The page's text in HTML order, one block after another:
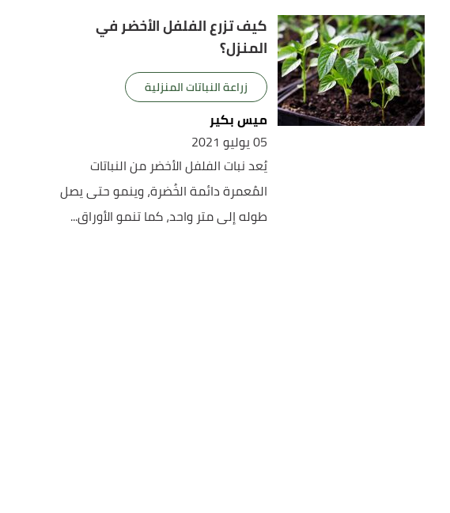
كيف تزرع الفلفل الأخضر في
المنزل؟
زراعة النباتات المنزلية
ميس بكير
05 يوليو 2021
يُعد نبات الفلفل الأخضر من النباتات
المُعمرة دائمة الخُضرة، وينمو حتى يصل
طوله إلى متر واحد، كما تنمو الأوراق...